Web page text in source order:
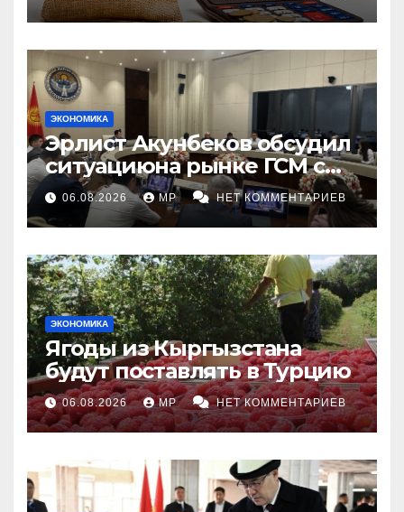
ЭКОНОМИКА
Эрлист Акунбеков обсудил
ситуациюна рынке ГСМ с
топливными компаниями
06.08.2026 MP НЕТ КОММЕНТАРИЕВ
ЭКОНОМИКА
Ягоды из Кыргызстана
будут поставлять в Турцию
06.08.2026 MP НЕТ КОММЕНТАРИЕВ